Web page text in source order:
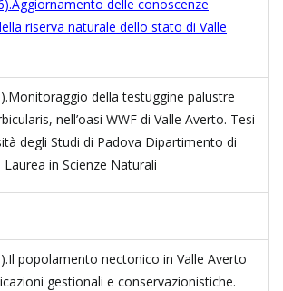
delle conoscenze
riserva naturale dello stato di Valle
della testuggine palustre
nell’oasi WWF di Valle Averto. Tesi
degli Studi di Padova Dipartimento di
in Scienze Naturali
popolamento nectonico in Valle Averto
gestionali e conservazionistiche.